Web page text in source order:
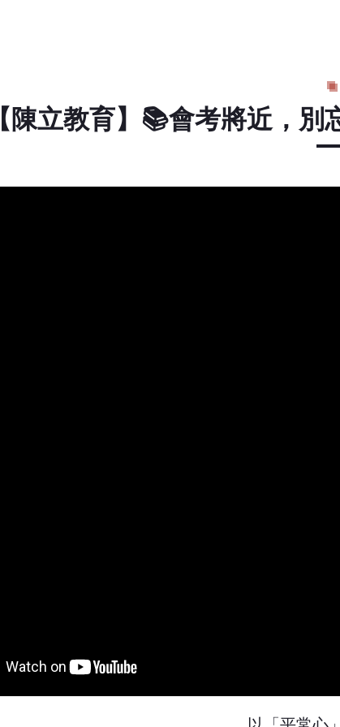
【陳立教育】📚會考將近，